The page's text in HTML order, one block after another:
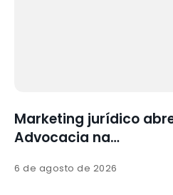
Marketing jurídico
Advocacia na…
6 de agosto de 2026